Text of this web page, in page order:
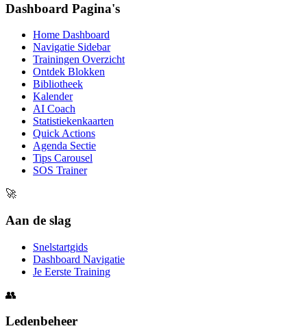
Dashboard Pagina's
Home Dashboard
Navigatie Sidebar
Trainingen Overzicht
Ontdek Blokken
Bibliotheek
Kalender
AI Coach
Statistiekenkaarten
Quick Actions
Agenda Sectie
Tips Carousel
SOS Trainer
🚀
Aan de slag
Snelstartgids
Dashboard Navigatie
Je Eerste Training
👥
Ledenbeheer